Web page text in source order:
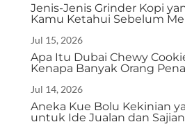
Jenis-Jenis Grinder Kopi
Kamu Ketahui Sebelum
Jul 15, 2026
Apa Itu Dubai Chewy
Kenapa Banyak Orang
Jul 14, 2026
Aneka Kue Bolu Kekinian
untuk Ide Jualan dan